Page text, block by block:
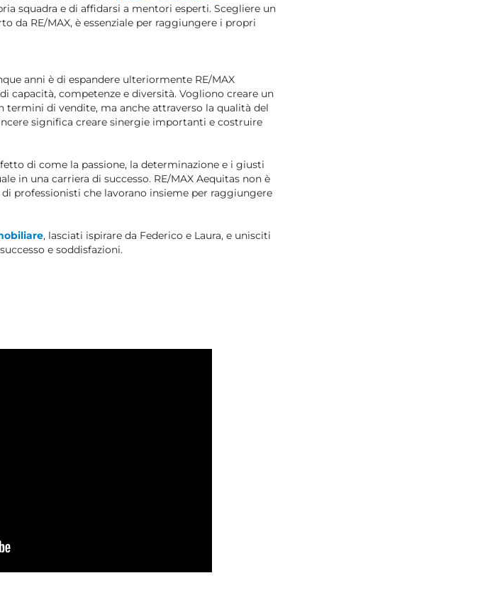
squadra e di affidarsi a mentori esperti. Scegliere un
da RE/MAX, è essenziale per raggiungere i propri
anni è di espandere ulteriormente RE/MAX
capacità, competenze e diversità. Vogliono creare un
di vendite, ma anche attraverso la qualità del
significa creare sinergie importanti e costruire
di come la passione, la determinazione e i giusti
in una carriera di successo. RE/MAX Aequitas non è
professionisti che lavorano insieme per raggiungere
, lasciati ispirare da Federico e Laura, e unisciti
e soddisfazioni.